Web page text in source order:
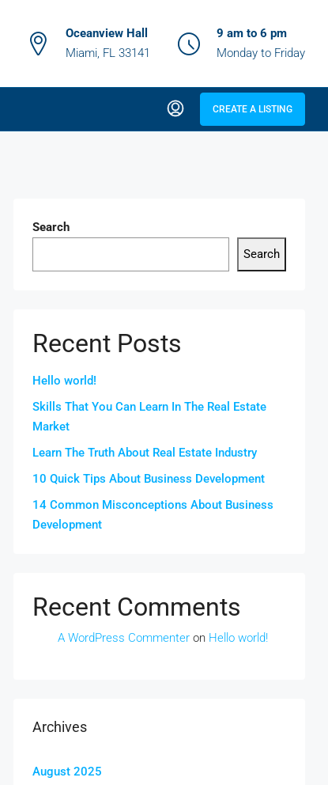
Oceanview Hall
Miami, FL 33141
9 am to 6 pm
Monday to Friday
CREATE A LISTING
Search
Search
Recent Posts
Hello world!
Skills That You Can Learn In The Real Estate
Market
Learn The Truth About Real Estate Industry
10 Quick Tips About Business Development
14 Common Misconceptions About Business
Development
Recent Comments
A WordPress Commenter on Hello world!
Archives
August 2025